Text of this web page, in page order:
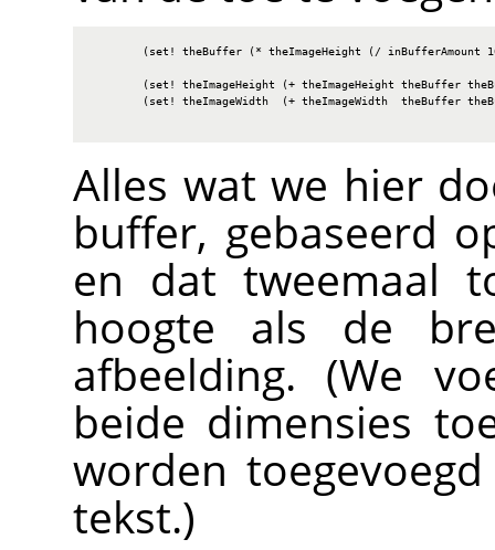
(set! theBuffer (* theImageHeight (/ inBufferAmount
(set! theImageHeight (+ theImageHeight theBuffer
(set! theImageWidth  (+ theImageWidth  theBuffer
Alles wat we hier
buffer, gebaseerd
en dat tweemaal
hoogte als de
afbeelding. (We
beide dimensies
worden
tekst.)